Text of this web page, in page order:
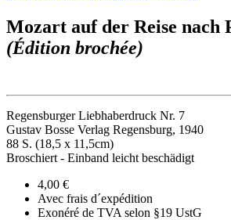
Mozart auf der Reise nach
(Édition brochée)
Regensburger Liebhaberdruck Nr. 7
Gustav Bosse Verlag Regensburg, 1940
88 S. (18,5 x 11,5cm)
Broschiert - Einband leicht beschädigt
4,00 €
Avec frais d´expédition
Exonéré de TVA selon §19 UstG